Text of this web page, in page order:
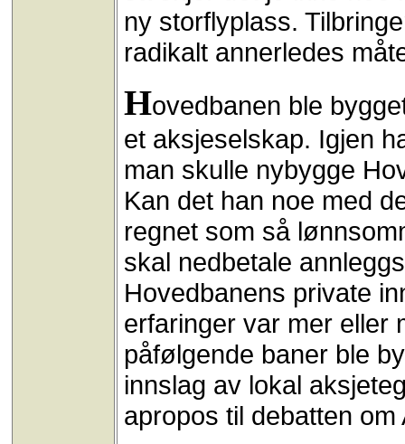
ny storflyplass.
radikalt annerledes
Hovedbanen ble
et aksjeselskap. Igjen
man skulle nybygge
Kan det han noe med
regnet som så
skal nedbetale
Hovedbanens private
erfaringer var mer eller
påfølgende baner ble
innslag av lokal
apropos til debatten om